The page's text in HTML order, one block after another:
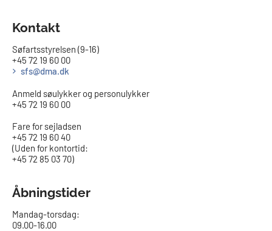
Kontakt
Søfartsstyrelsen (9-16)
+45 72 19 60 00
sfs@dma.dk
Anmeld søulykker og personulykker
+45 72 19 60 00
Fare for sejladsen
+45 72 19 60 40
(Uden for kontortid:
+45 72 85 03 70)
Åbningstider
Mandag-torsdag:
09.00-16.00​